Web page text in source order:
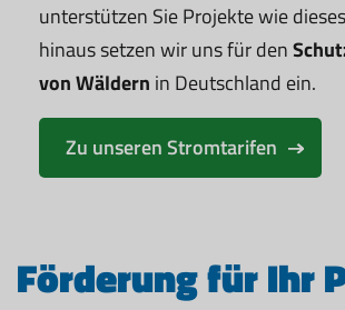
unterstützen Sie Projekte wie
hinaus setzen wir uns für den
von Wäldern in Deutschland ein.
Zu unseren Stromtarifen
Förderung für Ihr